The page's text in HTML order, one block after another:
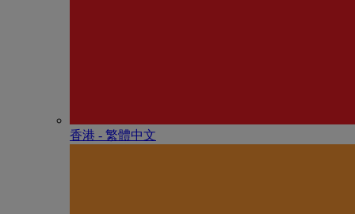
香港 - 繁體中文